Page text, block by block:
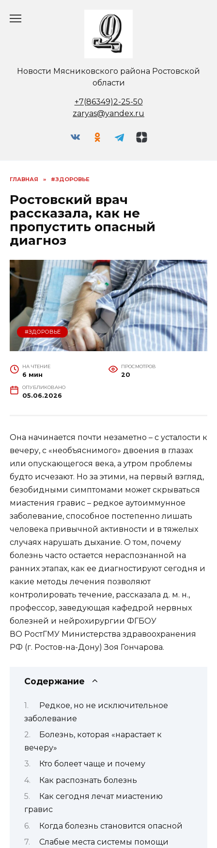
Новости Мясниковского района Ростовской
области
+7(86349)2-25-50
zaryas@yandex.ru
ГЛАВНАЯ » #ЗДОРОВЬЕ
Ростовский врач
рассказала, как не
пропустить опасный
диагноз
#ЗДОРОВЬЕ
НА ЧТЕНИЕ
6 мин
ПРОСМОТРОВ
20
ОПУБЛИКОВАНО
05.06.2026
Она начинается почти незаметно – с усталости к
вечеру, с «необъяснимого» двоения в глазах
или опускающегося века, а утром проблемы
будто исчезают. Но за этими, на первый взгляд,
безобидными симптомами может скрываться
миастения гравис – редкое аутоиммунное
заболевание, способное постепенно лишать
человека привычной активности и в тяжелых
случаях нарушать дыхание. О том, почему
болезнь часто остается нераспознанной на
ранних этапах, как ее диагностируют сегодня и
какие методы лечения позволяют
контролировать течение, рассказала д. м. н.,
профессор, заведующая кафедрой нервных
болезней и нейрохирургии ФГБОУ
ВО РостГМУ Министерства здравоохранения
РФ (г. Ростов-на-Дону) Зоя Гончарова.
Содержание
Редкое, но не исключительное
заболевание
Болезнь, которая «нарастает к
вечеру»
Кто болеет чаще и почему
Как распознать болезнь
Как сегодня лечат миастению
гравис
Когда болезнь становится опасной
Слабые места системы помощи